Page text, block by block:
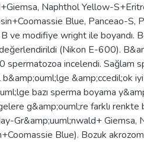
Naphthol Yellow-
Blue, Panceao-S,
ve modifiye wright ile boyandı.
(Nikon E-600).
spermatozoa incelendi. Sağlam
&amp;ccedil;ok
bazı sperma boyama
g&amp;ouml;re farklı renkte
Gr&amp;uuml;nwald+
Blue). Bozuk